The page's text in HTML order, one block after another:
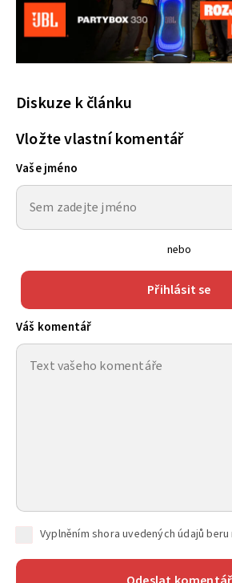
Diskuze k článku
Vložte vlastní komentář
Vaše jméno
nebo
Přihlásit se
Váš komentář